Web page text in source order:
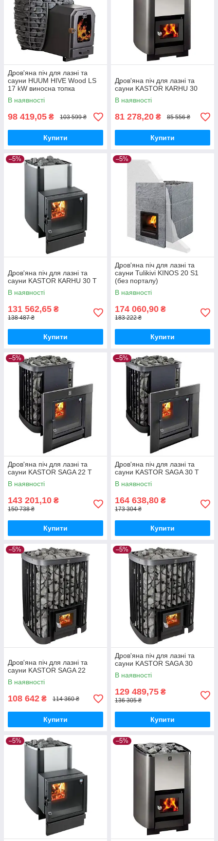
Дров'яна піч для лазні та
сауни HUUM HIVE Wood LS
17 kW виносна топка
В наявності
98 419,05 ₴ 103 599 ₴
Купити
Дров'яна піч для лазні та
сауни KASTOR КARHU 30
В наявності
81 278,20 ₴ 85 556 ₴
Купити
–5%
Дров'яна піч для лазні та
сауни KASTOR КARHU 30 T
В наявності
131 562,65 ₴
138 487 ₴
Купити
–5%
Дров'яна піч для лазні та
сауни Tulikivi KINOS 20 S1
(без порталу)
В наявності
174 060,90 ₴
183 222 ₴
Купити
–5%
Дров'яна піч для лазні та
сауни KASTOR SAGA 22 Т
В наявності
143 201,10 ₴
150 738 ₴
Купити
–5%
Дров'яна піч для лазні та
сауни KASTOR SAGA 30 T
В наявності
164 638,80 ₴
173 304 ₴
Купити
–5%
Дров'яна піч для лазні та
сауни KASTOR SAGA 22
В наявності
108 642 ₴ 114 360 ₴
Купити
–5%
Дров'яна піч для лазні та
сауни KASTOR SAGA 30
В наявності
129 489,75 ₴
136 305 ₴
Купити
–5% –5%